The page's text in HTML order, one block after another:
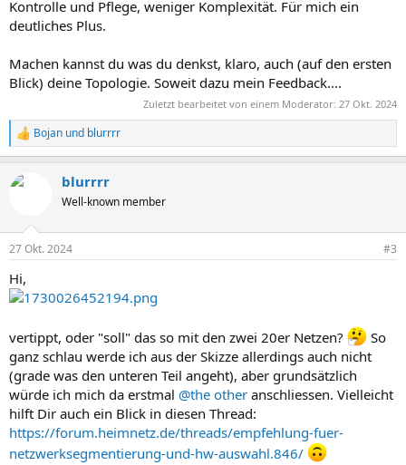
Kontrolle und Pflege, weniger Komplexität. Für mich ein
deutliches Plus.
Machen kannst du was du denkst, klaro, auch (auf den ersten
Blick) deine Topologie. Soweit dazu mein Feedback....
Zuletzt bearbeitet von einem Moderator: 27 Okt. 2024
R
e
k
e
:
Bojan und blurrrr
blurrrr
Well-known member
27 Okt. 2024 #3
Hi,
vertippt, oder "soll" das so mit den zwei 20er Netzen?
So
ganz schlau werde ich aus der Skizze allerdings auch nicht
(grade was den unteren Teil angeht), aber grundsätzlich
würde ich mich da erstmal @the other anschliessen. Vielleicht
hilft Dir auch ein Blick in diesen Thread:
https://forum.heimnetz.de/threads/empfehlung-fuer-
netzwerksegmentierung-und-hw-auswahl.846/